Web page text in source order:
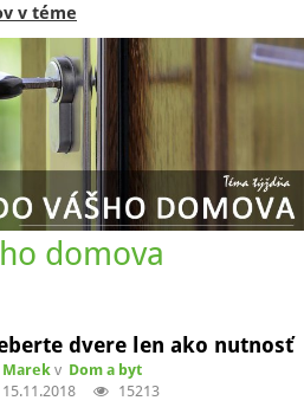
v téme
domova
dvere len ako nutnosť
Marek v Dom a byt
15.11.2018
15213